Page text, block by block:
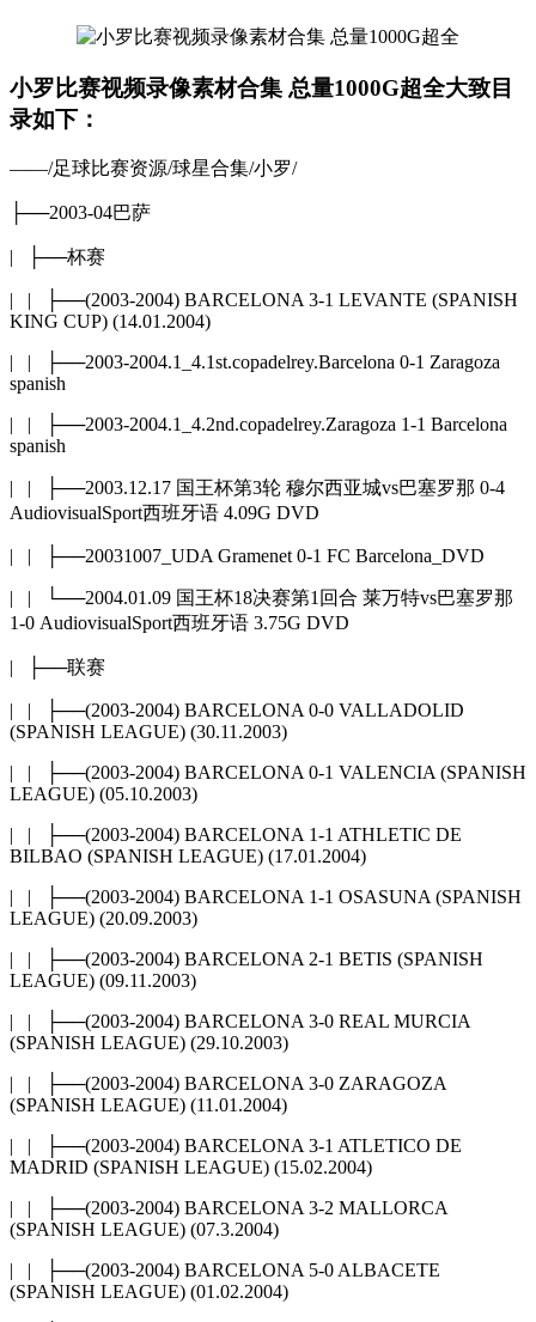
小罗比赛视频录像素材合集 总量1000G超全大致目
录如下：
——/足球比赛资源/球星合集/小罗/
├──2003-04巴萨
| ├──杯赛
| | ├──(2003-2004) BARCELONA 3-1 LEVANTE (SPANISH
KING CUP) (14.01.2004)
| | ├──2003-2004.1_4.1st.copadelrey.Barcelona 0-1 Zaragoza
spanish
| | ├──2003-2004.1_4.2nd.copadelrey.Zaragoza 1-1 Barcelona
spanish
| | ├──2003.12.17 国王杯第3轮 穆尔西亚城vs巴塞罗那 0-4
AudiovisualSport西班牙语 4.09G DVD
| | ├──20031007_UDA Gramenet 0-1 FC Barcelona_DVD
| | └──2004.01.09 国王杯18决赛第1回合 莱万特vs巴塞罗那
1-0 AudiovisualSport西班牙语 3.75G DVD
| ├──联赛
| | ├──(2003-2004) BARCELONA 0-0 VALLADOLID
(SPANISH LEAGUE) (30.11.2003)
| | ├──(2003-2004) BARCELONA 0-1 VALENCIA (SPANISH
LEAGUE) (05.10.2003)
| | ├──(2003-2004) BARCELONA 1-1 ATHLETIC DE
BILBAO (SPANISH LEAGUE) (17.01.2004)
| | ├──(2003-2004) BARCELONA 1-1 OSASUNA (SPANISH
LEAGUE) (20.09.2003)
| | ├──(2003-2004) BARCELONA 2-1 BETIS (SPANISH
LEAGUE) (09.11.2003)
| | ├──(2003-2004) BARCELONA 3-0 REAL MURCIA
(SPANISH LEAGUE) (29.10.2003)
| | ├──(2003-2004) BARCELONA 3-0 ZARAGOZA
(SPANISH LEAGUE) (11.01.2004)
| | ├──(2003-2004) BARCELONA 3-1 ATLETICO DE
MADRID (SPANISH LEAGUE) (15.02.2004)
| | ├──(2003-2004) BARCELONA 3-2 MALLORCA
(SPANISH LEAGUE) (07.3.2004)
| | ├──(2003-2004) BARCELONA 5-0 ALBACETE
(SPANISH LEAGUE) (01.02.2004)